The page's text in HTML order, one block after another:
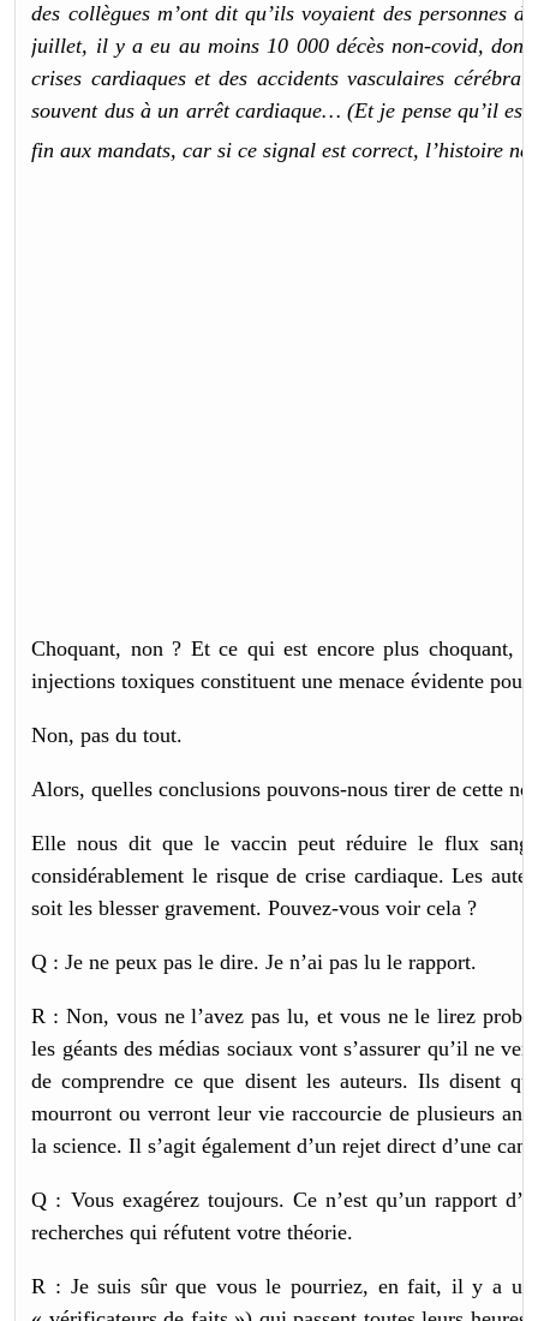
des collègues m’ont dit qu’ils voyaient des personnes
juillet, il y a eu au moins 10 000 décès non-covid,
crises cardiaques et des accidents vasculaires
souvent dus à un arrêt cardiaque… (Et je pense qu’il
fin aux mandats, car si ce signal est correct, l’histoire
Choquant, non ? Et ce qui est encore plus choquant,
injections toxiques constituent une menace évidente
Non, pas du tout.
Alors, quelles conclusions pouvons-nous tirer de cette
Elle nous dit que le vaccin peut réduire le flux
considérablement le risque de crise cardiaque. Les
soit les blesser gravement. Pouvez-vous voir cela ?
Q : Je ne peux pas le dire. Je n’ai pas lu le rapport.
R : Non, vous ne l’avez pas lu, et vous ne le lirez
les géants des médias sociaux vont s’assurer qu’il ne
de comprendre ce que disent les auteurs. Ils disent
mourront ou verront leur vie raccourcie de plusieurs
la science. Il s’agit également d’un rejet direct d’une
Q : Vous exagérez toujours. Ce n’est qu’un rapport
recherches qui réfutent votre théorie.
R : Je suis sûr que vous le pourriez, en fait, il y a